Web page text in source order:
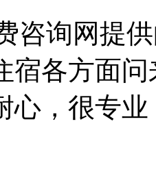
咨询网提
宿各方面
心，很专业